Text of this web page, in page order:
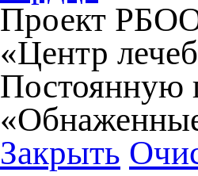
Проект
«Центр
Постоянную
Закрыть